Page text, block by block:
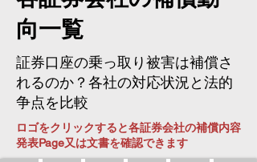
向一覧
証券口座の乗っ取り被害は補償さ
れるのか？各社の対応状況と法的
争点を比較
ロゴをクリックすると各証券会社の補償内容
発表Page又は文書を確認できます